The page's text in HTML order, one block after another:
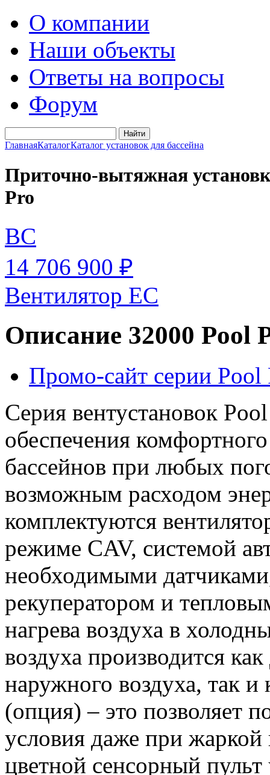
О компании
Наши объекты
Ответы на вопросы
Форум
ГлавнаяКаталогКаталог установок для бассейна
Приточно-вытяжная
Pro
BC
14 706 900 ₽
Вентилятор EC
Описание 32000 Pool
Промо-сайт серии Pool
Серия вентустановок
обеспечения
бассейнов при любых
возможным расходом
комплектуются
режиме CAV, системой
необходимыми
рекуператором и
нагрева воздуха в
воздуха производится
наружного воздуха, так
(опция) – это позволяет
условия даже при
цветной сенсорный